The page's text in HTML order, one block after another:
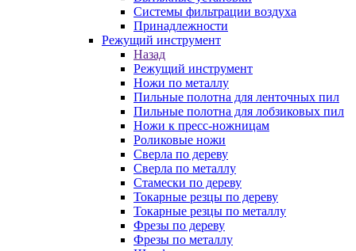
Системы фильтрации воздуха
Принадлежности
Режущий инструмент
Назад
Режущий инструмент
Ножи по металлу
Пильные полотна для ленточных пил
Пильные полотна для лобзиковых пил
Ножи к пресс-ножницам
Роликовые ножи
Сверла по дереву
Сверла по металлу
Стамески по дереву
Токарные резцы по дереву
Токарные резцы по металлу
Фрезы по дереву
Фрезы по металлу